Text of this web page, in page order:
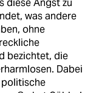
diese Angst zu
was andere
ohne
bezichtet, die
Dabei